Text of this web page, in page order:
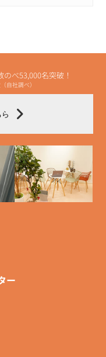
べ53,000名突破！
自社調べ）
ー